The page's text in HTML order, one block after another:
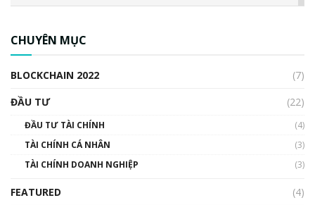
00:02:14
Nhìn lại năm 2022: Những sự kiện ảnh hưởng
đến hệ sinh thái tiền mã hoá | Phổ cập
CHUYÊN MỤC
BLOCKCHAIN 2022
(7)
ĐẦU TƯ
(22)
ĐẦU TƯ TÀI CHÍNH
(4)
TÀI CHÍNH CÁ NHÂN
(3)
TÀI CHÍNH DOANH NGHIỆP
(3)
FEATURED
(4)